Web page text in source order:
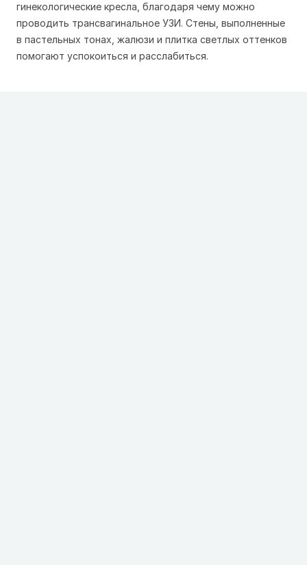
гинекологические кресла, благодаря чему можно
проводить трансвагинальное УЗИ. Стены, выполненные
в пастельных тонах, жалюзи и плитка светлых оттенков
помогают успокоиться и расслабиться.